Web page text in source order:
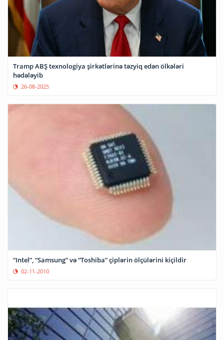
Tramp ABŞ texnologiya şirkətlərinə təzyiq edən ölkələri
hədələyib
26-08-2025
“Intel”, “Samsung” və “Toshiba” çiplərin ölçülərini kiçildir
02-11-2010